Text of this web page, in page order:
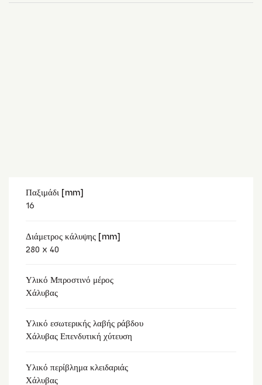
Παξιμάδι [mm]
16
Διάμετρος κάλυψης [mm]
280 x 40
Υλικό Μπροστινό μέρος
Χάλυβας
Υλικό εσωτερικής λαβής ράβδου
Χάλυβας Επενδυτική χύτευση
Υλικό περίβλημα κλειδαριάς
Χάλυβας